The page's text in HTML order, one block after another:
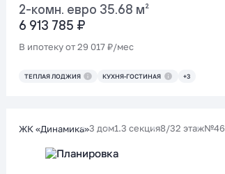
2-комн. евро 35.68 м²
6 913 785 ₽
В ипотеку от 29 017 ₽/мес
ТЕПЛАЯ ЛОДЖИЯ КУХНЯ-ГОСТИНАЯ +3
ЖК «Динамика»3 дом1.3 секция8/32 этаж№46